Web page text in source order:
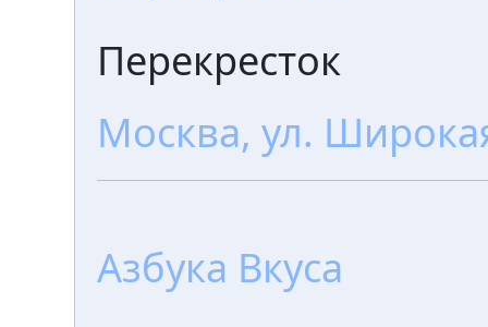
Перекресток
Москва, ул.
Азбука Вкуса